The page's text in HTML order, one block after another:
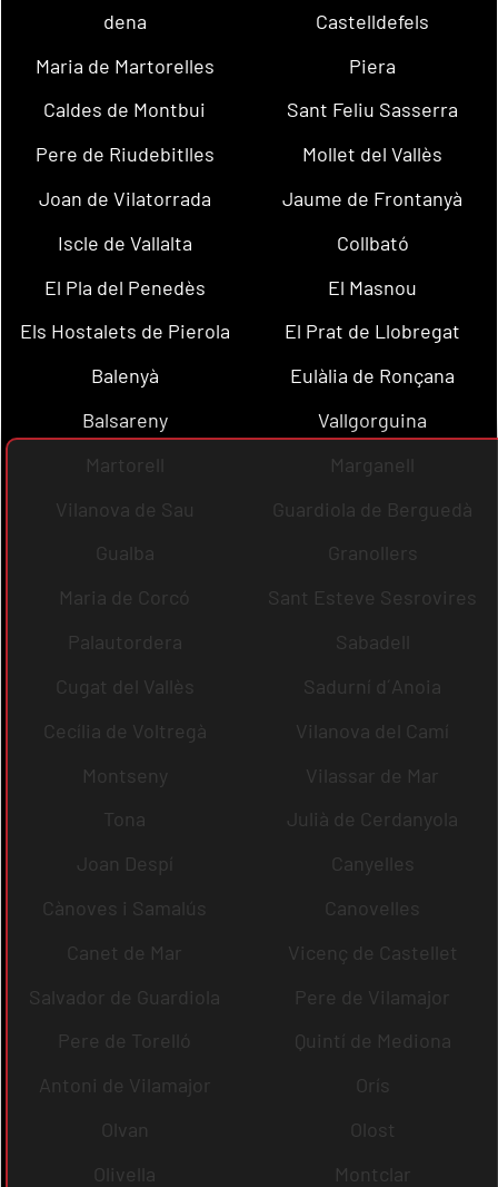
dena
Castelldefels
Maria de Martorelles
Piera
Caldes de Montbui
Sant Feliu Sasserra
Pere de Riudebitlles
Mollet del Vallès
Joan de Vilatorrada
Jaume de Frontanyà
Iscle de Vallalta
Collbató
El Pla del Penedès
El Masnou
Els Hostalets de Pierola
El Prat de Llobregat
Balenyà
Eulàlia de Ronçana
Balsareny
Vallgorguina
Martorell
Marganell
Vilanova de Sau
Guardiola de Berguedà
Gualba
Granollers
Maria de Corcó
Sant Esteve Sesrovires
Palautordera
Sabadell
Cugat del Vallès
Sadurní d´Anoia
Cecília de Voltregà
Vilanova del Camí
Montseny
Vilassar de Mar
Tona
Julià de Cerdanyola
Joan Despí
Canyelles
Cànoves i Samalús
Canovelles
Canet de Mar
Vicenç de Castellet
Salvador de Guardiola
Pere de Vilamajor
Pere de Torelló
Quintí de Mediona
Antoni de Vilamajor
Orís
Olvan
Olost
Olivella
Montclar